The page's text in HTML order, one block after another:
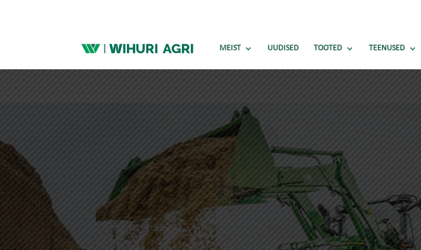
MEIST UUDISED TOOTED TEENUSED